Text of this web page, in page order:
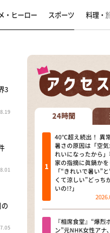
なるみ・
相席食堂
これ余談
～人生密
～ やすと
探偵！ナ
news お
河合＆
・ヒーロー スポーツ 料理・
3
の
24時間
40℃超え続出！ 異
暑さの原因は「空気
れいになったから
家の指摘に眞鍋かを
「“きれいで暑い”
くて涼しい”どっち
いの!?」
『相席食堂』“爆烈
ン”元NHK女性アナ